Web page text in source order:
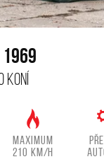
koní
Maximum
210 km/h